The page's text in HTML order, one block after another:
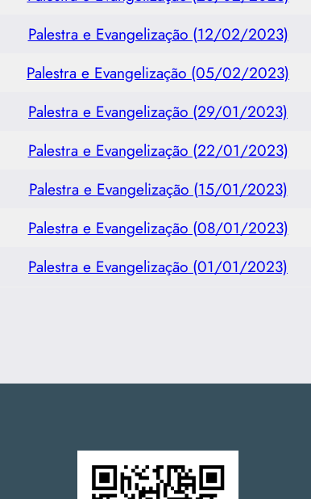
Palestra e Evangelização (12/02/2023)
Palestra e Evangelização (05/02/2023)
Palestra e Evangelização (29/01/2023)
Palestra e Evangelização (22/01/2023)
Palestra e Evangelização (15/01/2023)
Palestra e Evangelização (08/01/2023)
Palestra e Evangelização (01/01/2023)